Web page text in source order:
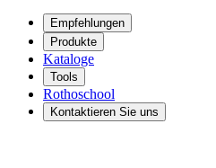
Empfehlungen
Produkte
Kataloge
Tools
Rothoschool
Kontaktieren Sie uns